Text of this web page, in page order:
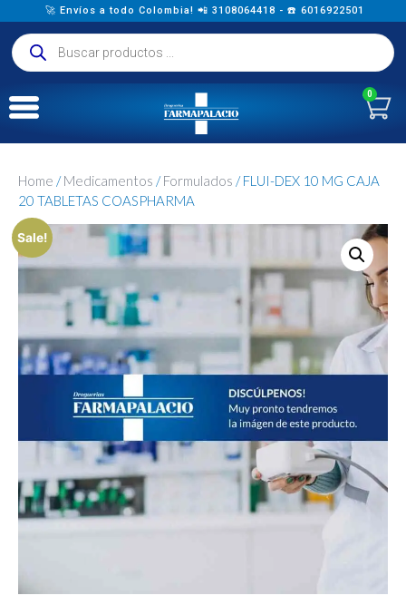
🚀 Envíos a todo Colombia! 📲 3108064418 - ☎️ 6016922501
0
Home /Medicamentos /Formulados / FLUI-DEX 10 MG CAJA
20 TABLETAS COASPHARMA
Sale!